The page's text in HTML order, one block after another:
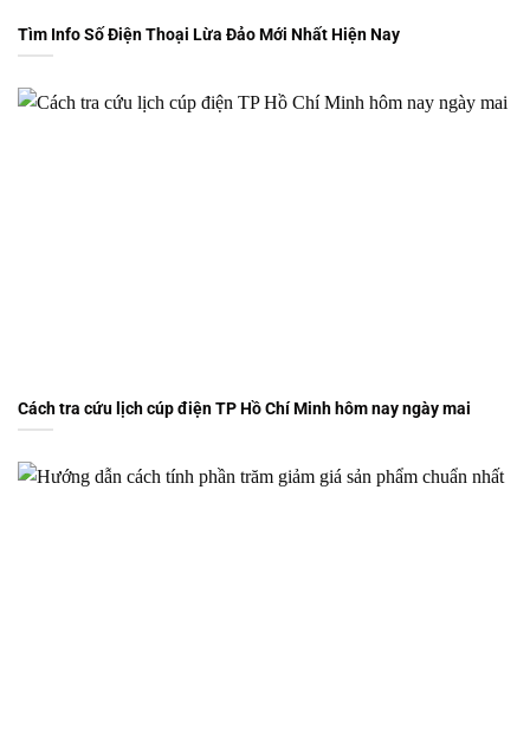
Tìm Info Số Điện Thoại Lừa Đảo Mới Nhất Hiện Nay
Cách tra cứu lịch cúp điện TP Hồ Chí Minh hôm nay ngày mai